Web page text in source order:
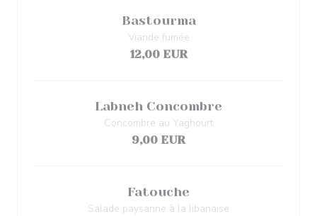
Bastourma
Viande fumée
12,00 EUR
Labneh Concombre
Concombre au Yaghourt
9,00 EUR
Fatouche
Salade paysanne à la libanaise